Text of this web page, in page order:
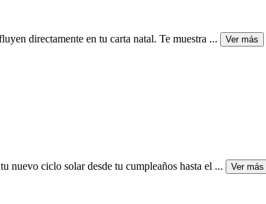
directamente en tu carta natal. Te muestra ... Ver más
nuevo ciclo solar desde tu cumpleaños hasta el ... Ver más